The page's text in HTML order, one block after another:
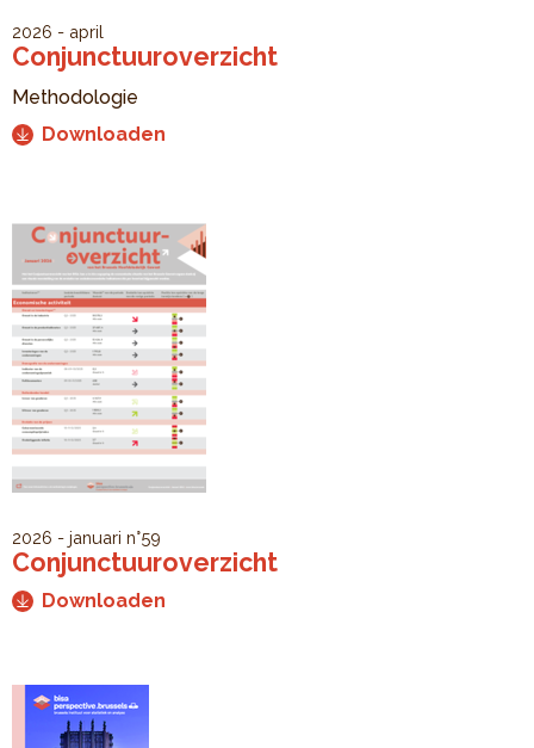
2026 - april
Conjunctuuroverzicht
Methodologie
Downloaden
2026 - januari n°59
Conjunctuuroverzicht
Downloaden